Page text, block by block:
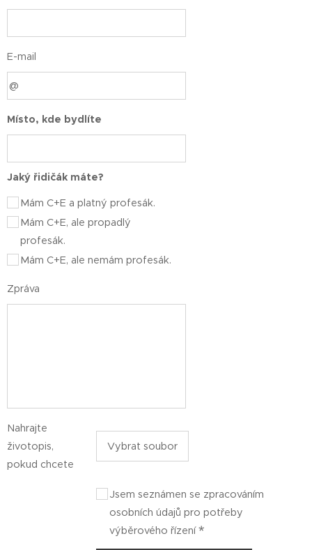
E-mail
Místo, kde bydlíte
Jaký řidičák máte?
Mám C+E a platný profesák.
Mám C+E, ale propadlý
profesák.
Mám C+E, ale nemám profesák.
Zpráva
Nahrajte
životopis,
pokud chcete
Vybrat soubor
Jsem seznámen se zpracováním
osobních údajů pro potřeby
výběrového řízení